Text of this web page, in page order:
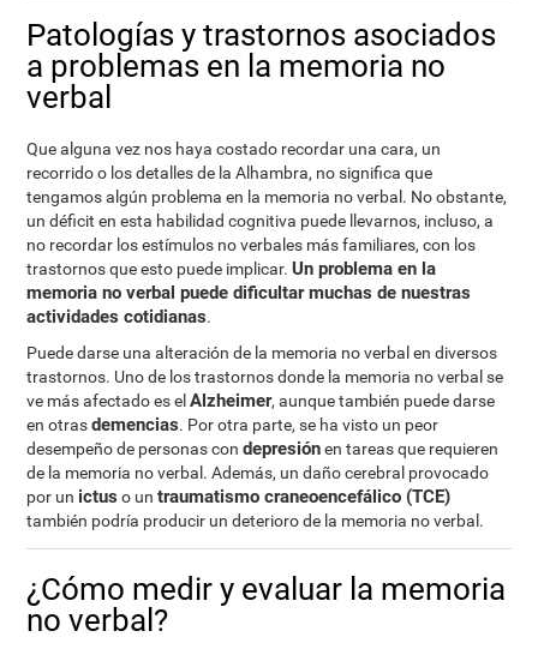
Patologías y trastornos asociados
a problemas en la memoria no
verbal
Que alguna vez nos haya costado recordar una cara, un
recorrido o los detalles de la Alhambra, no significa que
tengamos algún problema en la memoria no verbal. No obstante,
un déficit en esta habilidad cognitiva puede llevarnos, incluso, a
no recordar los estímulos no verbales más familiares, con los
trastornos que esto puede implicar.Un problema en la
memoria no verbal puede dificultar muchas de nuestras
actividades cotidianas.
Puede darse una alteración de la memoria no verbal en diversos
trastornos. Uno de los trastornos donde la memoria no verbal se
ve más afectado es elAlzheimer, aunque también puede darse
en otrasdemencias. Por otra parte, se ha visto un peor
desempeño de personas condepresiónen tareas que requieren
de la memoria no verbal. Además, un daño cerebral provocado
por un ictus o untraumatismo craneoencefálico (TCE)
también podría producir un deterioro de la memoria no verbal.
¿Cómo medir y evaluar la memoria
no verbal?